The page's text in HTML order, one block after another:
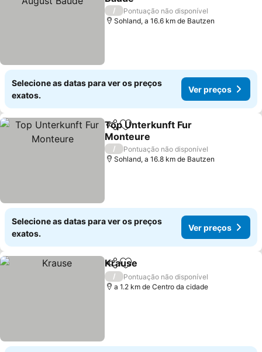
/
Pontuação não disponível
Sohland, a 16.6 km de Bautzen
Selecione as datas para ver os preços
exatos.
Ver preços
PartilharAdicionar aos favoritos
Top Unterkunft Fur
Monteure
/
Pontuação não disponível
Sohland, a 16.8 km de Bautzen
Selecione as datas para ver os preços
exatos.
Ver preços
PartilharAdicionar aos favoritos
Krause
/
Pontuação não disponível
a 1.2 km de Centro da cidade